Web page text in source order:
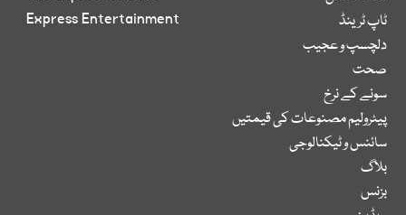
ٹاپ ٹرینڈ
دلچسپ و عجیب
صحت
سونے کے نرخ
پیٹرولیم مصنوعات کی قیمتیں
سائنس و ٹیکنالوجی
بلاگ
بزنس
Express Entertainment